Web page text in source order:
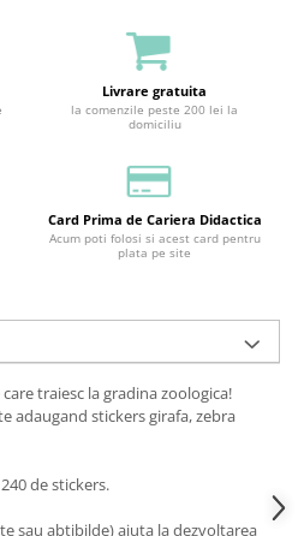
Livrare gratuita
la comenzile peste 200 lei la
domiciliu
Card Prima de Cariera Didactica
Acum poti folosi si acest card pentru
plata pe site
traiesc la gradina zoologica!
adaugand stickers girafa, zebra
de stickers.
sau abtibilde) ajuta la dezvoltarea